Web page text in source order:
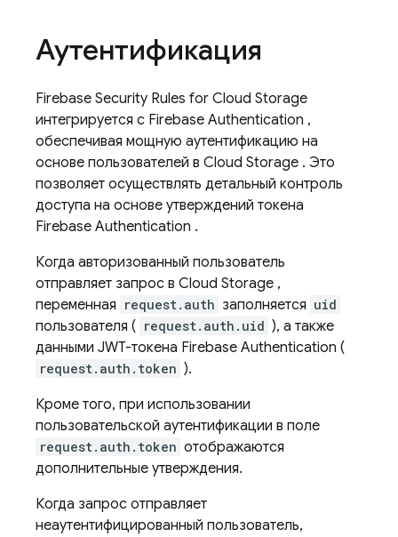
Аутентификация
Firebase Security Rules for Cloud Storage
интегрируется с Firebase Authentication ,
обеспечивая мощную аутентификацию на
основе пользователей в Cloud Storage . Это
позволяет осуществлять детальный контроль
доступа на основе утверждений токена
Firebase Authentication .
Когда авторизованный пользователь
отправляет запрос в Cloud Storage ,
переменная request.auth заполняется uid
пользователя ( request.auth.uid ), а также
данными JWT-токена Firebase Authentication (
request.auth.token ).
Кроме того, при использовании
пользовательской аутентификации в поле
request.auth.token отображаются
дополнительные утверждения.
Когда запрос отправляет
неаутентифицированный пользователь,